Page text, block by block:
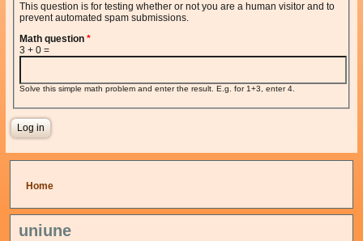
This question is for testing whether or not you are a human visitor and to
prevent automated spam submissions.
Math question*
3 + 0 =
Solve this simple math problem and enter the result. E.g. for 1+3, enter 4.
You are here
Home
uniune